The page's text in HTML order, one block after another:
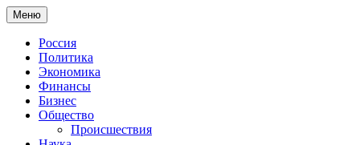
Меню
Россия
Политика
Экономика
Финансы
Бизнес
Общество
Происшествия